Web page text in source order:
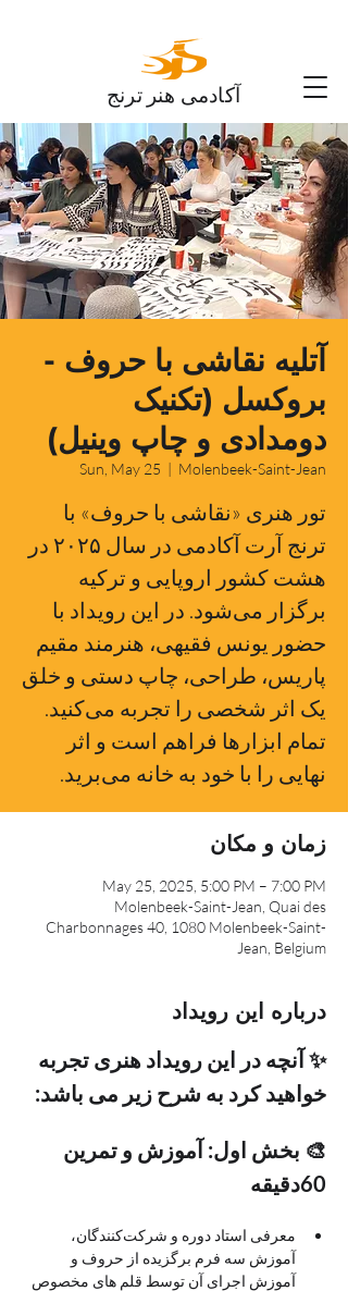
آکادمی هنر ترنج
آتلیه نقاشی با حروف -
بروکسل (تکنیک
دومدادی و چاپ وینیل)
Sun, May 25
  |
Molenbeek-Saint-Jean
تور هنری «نقاشی با حروف» با
ترنج آرت آکادمی در سال ۲۰۲۵ در
هشت کشور اروپایی و ترکیه
برگزار می‌شود. در این رویداد با
حضور یونس فقیهی، هنرمند مقیم
پاریس، طراحی، چاپ دستی و خلق
یک اثر شخصی را تجربه می‌کنید.
تمام ابزارها فراهم است و اثر
نهایی را با خود به خانه می‌برید.
زمان و مکان
May 25, 2025, 5:00 PM – 7:00 PM
Molenbeek-Saint-Jean, Quai des
Charbonnages 40, 1080 Molenbeek-Saint-
Jean, Belgium
درباره این رویداد
✨ آنچه در این رویداد هنری تجربه
خواهید کرد به شرح زیر می باشد:
🎨 بخش اول: آموزش و تمرین
60دقیقه
معرفی استاد دوره و شرکت‌کنندگان،
آموزش سه فرم برگزیده از حروف و
آموزش اجرای آن توسط قلم های مخصوص